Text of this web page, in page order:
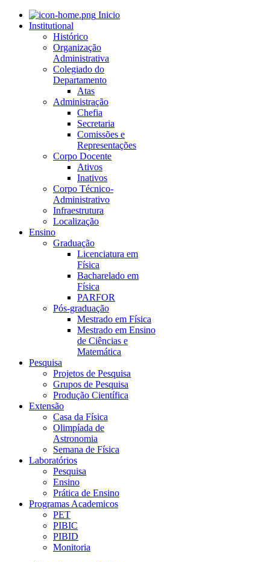
Inicio
Institutional
Histórico
Organização
Administrativa
Colegiado do
Departamento
Atas
Administração
Chefia
Secretaria
Comissões e
Representações
Corpo Docente
Ativos
Inativos
Corpo Técnico-
Administrativo
Infraestrutura
Localização
Ensino
Graduação
Licenciatura em
Física
Bacharelado em
Física
PARFOR
Pós-graduação
Mestrado em Física
Mestrado em Ensino
de Ciências e
Matemática
Pesquisa
Projetos de Pesquisa
Grupos de Pesquisa
Produção Científica
Extensão
Casa da Física
Olimpíada de
Astronomia
Semana de Física
Laboratórios
Pesquisa
Ensino
Prática de Ensino
Programas Academicos
PET
PIBIC
PIBID
Monitoria